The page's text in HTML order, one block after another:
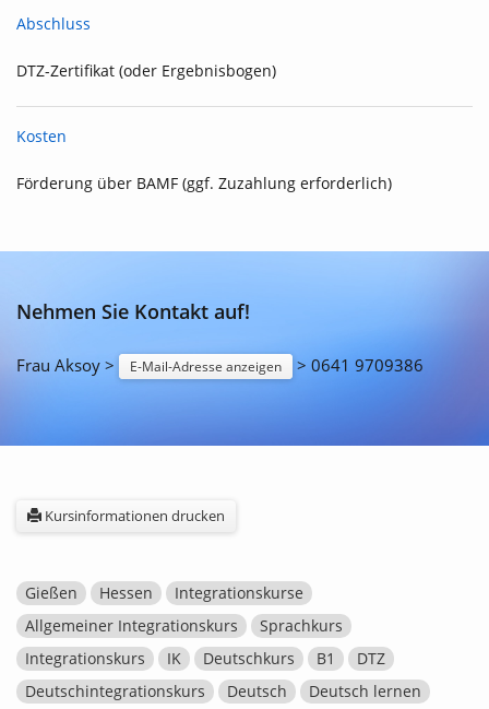
Abschluss
DTZ-Zertifikat (oder Ergebnisbogen)
Kosten
Förderung über BAMF (ggf. Zuzahlung erforderlich)
Nehmen Sie Kontakt auf!
Frau Aksoy > E-Mail-Adresse anzeigen > 0641 9709386
Kursinformationen drucken
Gießen Hessen
Integrationskurse
Allgemeiner Integrationskurs
Sprachkurs
Integrationskurs
IK Deutschkurs B1
DTZ
Deutschintegrationskurs
Deutsch
Deutsch lernen